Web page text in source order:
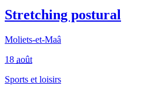
Stretching postural
Moliets-et-Maâ
18 août
Sports et loisirs